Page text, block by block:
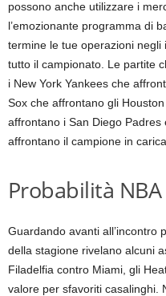
possono anche utilizzare i
l’emozionante programma di
termine le tue operazioni negli
tutto il campionato. Le partite
i New York Yankees che
Sox che affrontano gli
affrontano i San Diego
affrontano il campione in
Probabilità
Guardando avanti all’incontro
della stagione rivelano alcuni
Filadelfia contro Miami, gli
valore per sfavoriti casalinghi.